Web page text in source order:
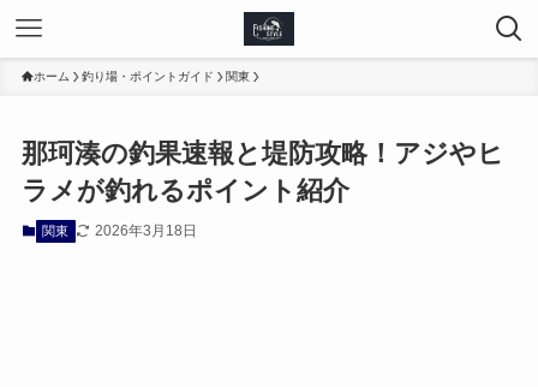
ホーム 釣り場・ポイントガイド 関東
那珂湊の釣果速報と堤防攻略！アジやヒ
ラメが釣れるポイント紹介
関東 2026年3月18日